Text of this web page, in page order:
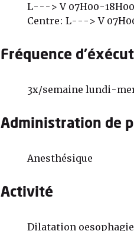
L---> V 07H00-18H00
Centre: L---> V
Fréquence
3x/semaine lundi-
Administration de
Anesthésique
Activité
Dilatation